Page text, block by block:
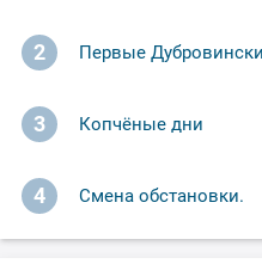
2 Первые
3 Копчёные дни
4 Смена обстановки.